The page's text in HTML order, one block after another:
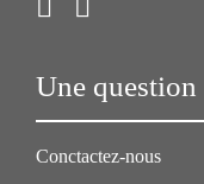
Une question
Conctactez-nous